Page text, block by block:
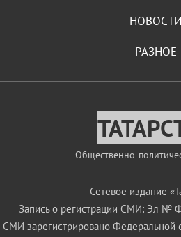
НОВОСТИ
РАЗНОЕ
Общественно-
Сетевое издание
Запись о регистрации СМИ: Эл №
СМИ зарегистрировано Федеральной